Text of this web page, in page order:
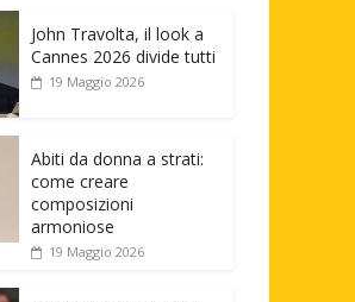
John Travolta, il look a
Cannes 2026 divide tutti
19 Maggio 2026
Abiti da donna a strati:
come creare
composizioni
armoniose
19 Maggio 2026